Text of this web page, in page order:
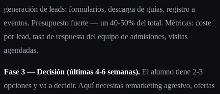
generación de leads: formularios, descarga de guías, registro a
eventos. Presupuesto fuerte — un 40-50% del total. Métricas: coste
por lead, tasa de respuesta del equipo de admisiones, visitas
agendadas.
Fase 3 — Decisión (últimas 4-6 semanas). El alumno tiene 2-3
opciones y va a decidir. Aquí necesitas remarketing agresivo, ofertas